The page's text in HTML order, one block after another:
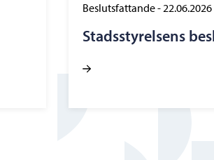
Beslutsfattande-22.06.2026
Stadsstyrelsens